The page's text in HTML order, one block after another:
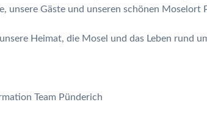
unsere Gäste und unseren schönen Moselort
Heimat, die Mosel und das Leben rund
Team Pünderich